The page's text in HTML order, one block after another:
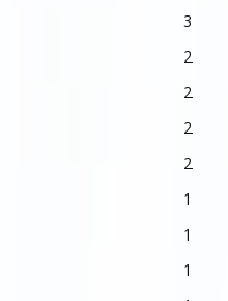
3
2
2
2
2
1
1
1